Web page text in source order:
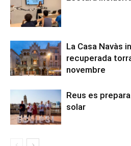
La Casa Navàs
recuperada
novembre
Reus es
solar